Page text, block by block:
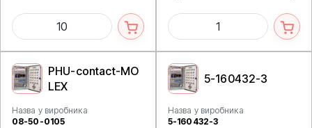
PHU-contact-MO
LEX
Назва у виробника
08-50-0105
5-160432-3
Назва у виробника
5-160432-3